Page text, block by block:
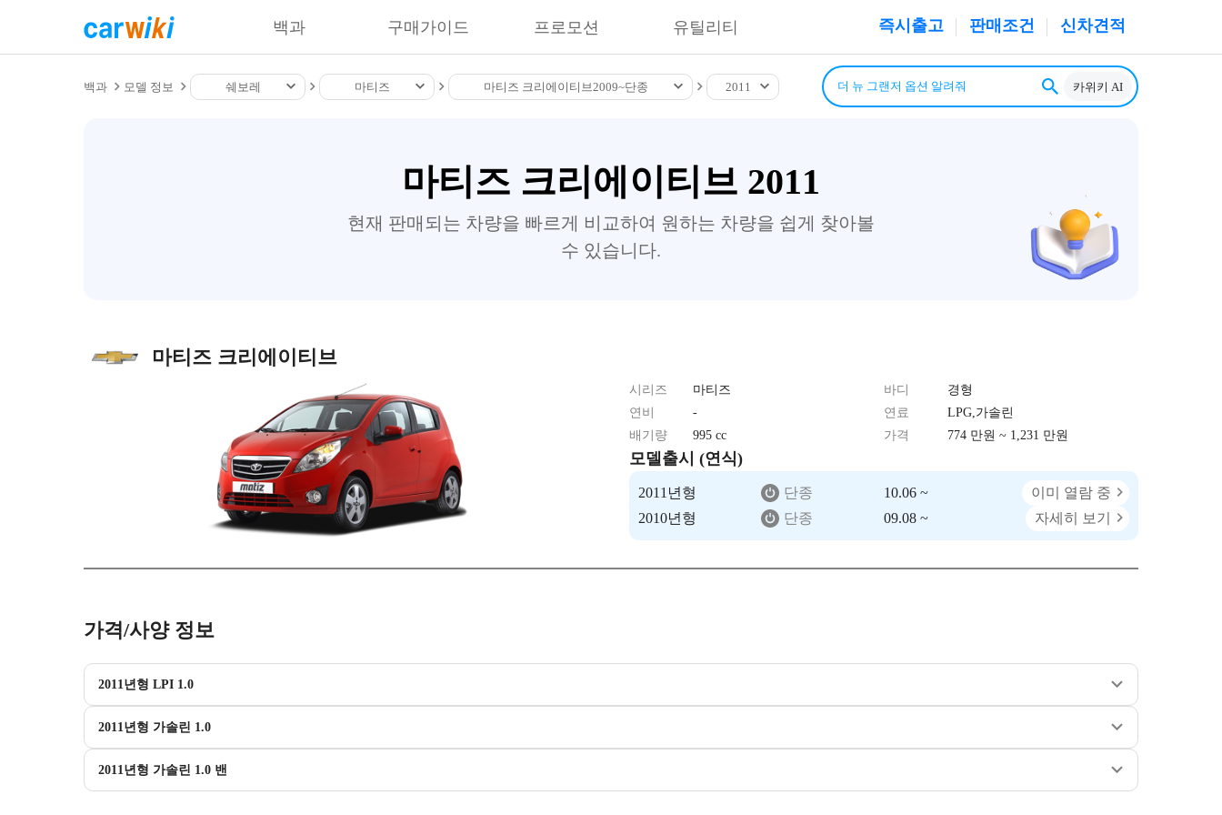
즉시출고 판매조건 신차견적
백과 구매가이드 프로모션 유틸리티
백과 모델 정보 쉐보레 마티즈 마티즈 크리에이티브 2009~단종 2011 카위키 AI
마티즈 크리에이티브 2011
현재 판매되는 차량을 빠르게 비교하여 원하는 차량을 쉽게 찾아볼
수 있습니다.
마티즈 크리에이티브
시리즈 마티즈 바디
경형
연비
- 연료
LPG,가솔린
배기량
995 cc 가격 774 만원 ~ 1,231 만원
모델출시 (연식)
2011년형 단종 10.06 ~
이미 열람 중
2010년형
단종 09.08 ~ 자세히 보기
가격/사양 정보
2011년형 LPI 1.0
2011년형 가솔린 1.0
2011년형 가솔린 1.0 밴